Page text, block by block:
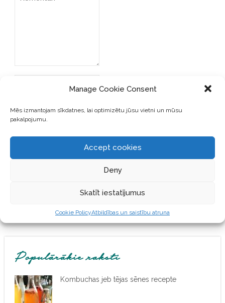
Manage Cookie Consent
Mēs izmantojam sīkdatnes, lai optimizētu jūsu vietni un mūsu
pakalpojumu.
Accept cookies
Deny
Skatīt iestatījumus
Cookie PolicyAtbildības un saistību atruna
E-PASTA ADRESI UN VIETNI
Populārākie raksti
Kombuchas jeb tējas sēnes recepte